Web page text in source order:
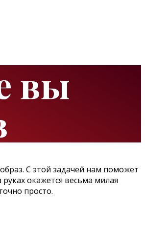
вы
С этой задачей нам поможет
окажется весьма милая
просто.